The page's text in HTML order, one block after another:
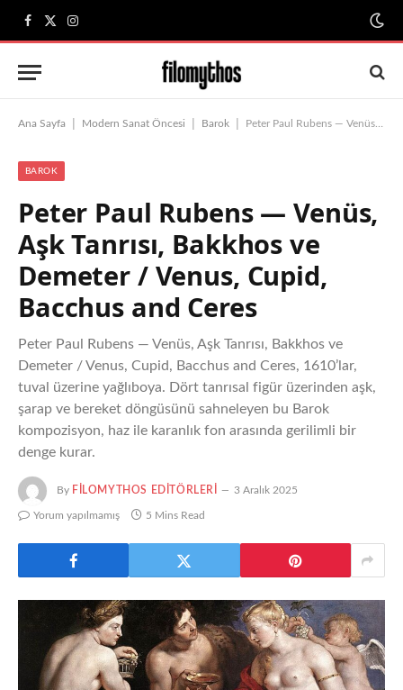
Facebook
X
(Twitter)
Instagram
Ana Sayfa Modern Sanat Öncesi Barok Peter Paul Rubens — Venüs, Aşk Tanrısı, Bakkhos ve Demeter / Venus, Cupid, Bacchus and Ceres
BAROK
Peter Paul Rubens — Venüs,
Aşk Tanrısı, Bakkhos ve
Demeter / Venus, Cupid,
Bacchus and Ceres
Peter Paul Rubens — Venüs, Aşk Tanrısı, Bakkhos ve
Demeter / Venus, Cupid, Bacchus and Ceres, 1610’lar,
tuval üzerine yağlıboya. Dört tanrısal figür üzerinden aşk,
şarap ve bereket döngüsünü sahneleyen bu Barok
kompozisyon, haz ile karanlık fon arasında gerilimli bir
denge kurar.
By FILOMYTHOS EDITÖRLERI 3 Aralık 2025
Yorum yapılmamış 5 Mins Read